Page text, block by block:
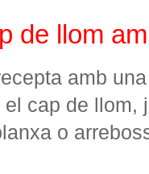
de llom
amb
cap de llom,
o